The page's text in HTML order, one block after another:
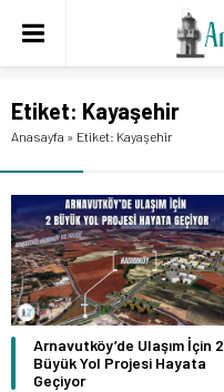
Etiket: Kayaşehir
Anasayfa » Etiket: Kayaşehir
Arnavutköy’de Ulaşım İçin 2
Büyük Yol Projesi Hayata
Geçiyor